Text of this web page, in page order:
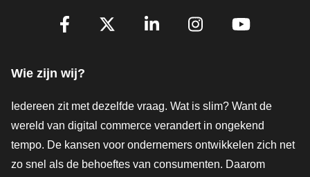
Volg je ons al?
Wie zijn wij?
Iedereen zit met dezelfde vraag. Wat is slim? Want de
wereld van digital commerce verandert in ongekend
tempo. De kansen voor ondernemers ontwikkelen zich net
zo snel als de behoeftes van consumenten. Daarom